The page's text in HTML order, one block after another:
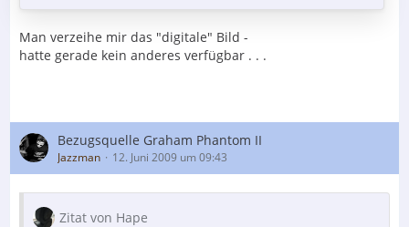
Man verzeihe mir das "digitale" Bild -
hatte gerade kein anderes verfügbar . . .
Bezugsquelle Graham Phantom II
Jazzman 12. Juni 2009 um 09:43
Zitat von Hape